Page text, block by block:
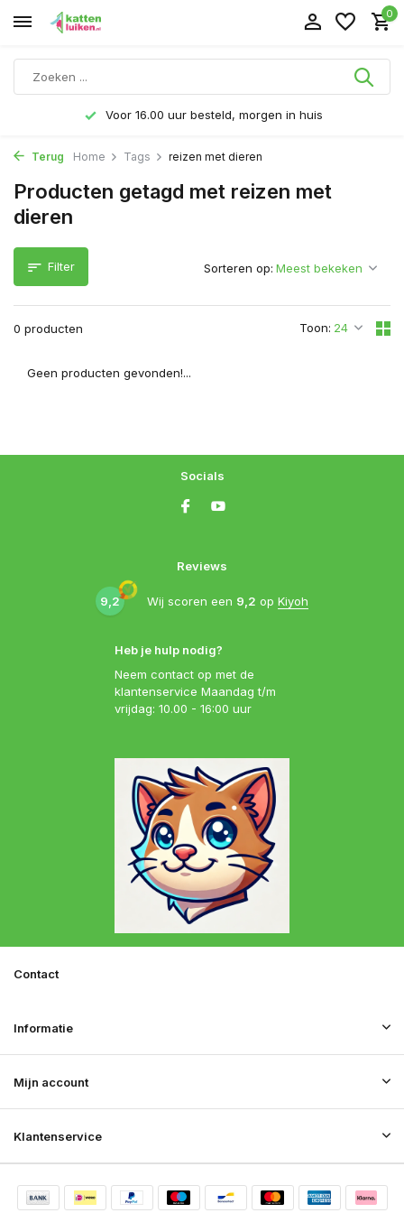
0
Voor 16.00 uur besteld, morgen in huis
Terug Home Tags reizen met dieren
Producten getagd met reizen met
dieren
Filter
0 producten Toon:
Sorteren op:
Geen producten gevonden!...
Heb je hulp nodig?
Neem contact op met de
klantenservice Maandag t/m
vrijdag: 10.00 - 16:00 uur
Reviews
9,2 Wij scoren een 9,2 op Kiyoh
Socials
Klantenservice
Mijn account
Informatie
Contact